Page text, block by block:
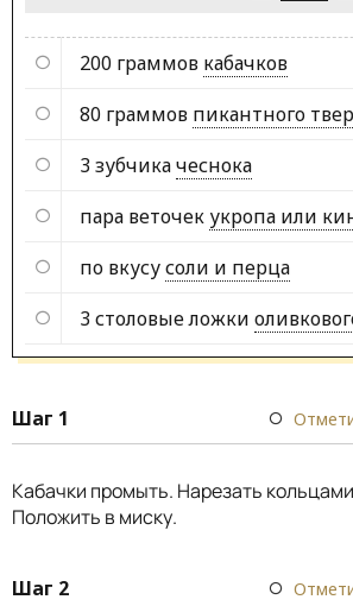
200 граммов кабачков
80 граммов пикантного
3 зубчикачеснока
пара веточек укропа или
по вкусусоли и перца
3 столовые ложки
Шаг 1
Кабачки промыть. Нарезать
Положить в миску.
Шаг 2